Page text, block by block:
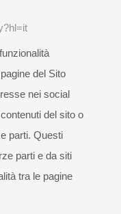
del Sito
nei social
del sito o
parti. Questi
parti e da siti
tra le pagine